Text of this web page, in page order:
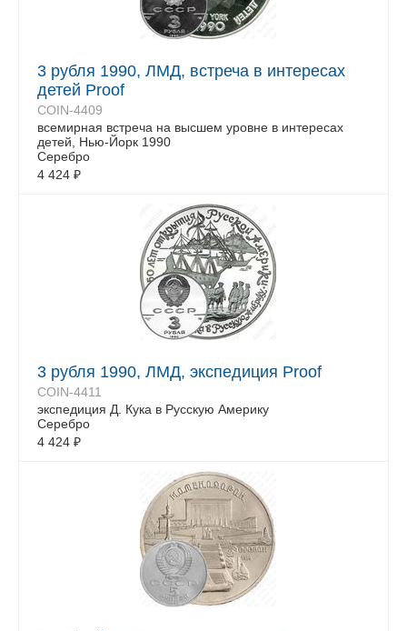
3 рубля 1990, ЛМД, встреча в интересах
детей Proof
COIN-4409
всемирная встреча на высшем уровне в интересах
детей, Нью-Йорк 1990
Серебро
4 424 ₽
3 рубля 1990, ЛМД, экспедиция Proof
COIN-4411
экспедиция Д. Кука в Русскую Америку
Серебро
4 424 ₽